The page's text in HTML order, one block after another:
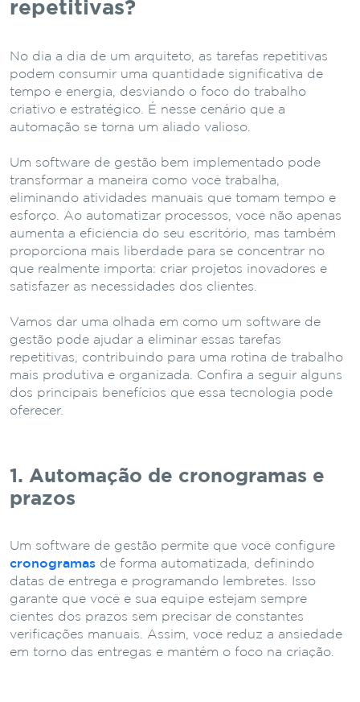
repetitivas?
No dia a dia de um arquiteto, as tarefas repetitivas
podem consumir uma quantidade significativa de
tempo e energia, desviando o foco do trabalho
criativo e estratégico. É nesse cenário que a
automação se torna um aliado valioso.
Um software de gestão bem implementado pode
transformar a maneira como você trabalha,
eliminando atividades manuais que tomam tempo e
esforço. Ao automatizar processos, você não apenas
aumenta a eficiência do seu escritório, mas também
proporciona mais liberdade para se concentrar no
que realmente importa: criar projetos inovadores e
satisfazer as necessidades dos clientes.
Vamos dar uma olhada em como um software de
gestão pode ajudar a eliminar essas tarefas
repetitivas, contribuindo para uma rotina de trabalho
mais produtiva e organizada. Confira a seguir alguns
dos principais benefícios que essa tecnologia pode
oferecer.
1. Automação de cronogramas e
prazos
Um software de gestão permite que você configure
cronogramas de forma automatizada, definindo
datas de entrega e programando lembretes. Isso
garante que você e sua equipe estejam sempre
cientes dos prazos sem precisar de constantes
verificações manuais. Assim, você reduz a ansiedade
em torno das entregas e mantém o foco na criação.